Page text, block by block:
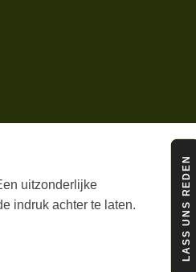
uitzonderlijke
indruk achter te laten.
LASS UNS REDEN